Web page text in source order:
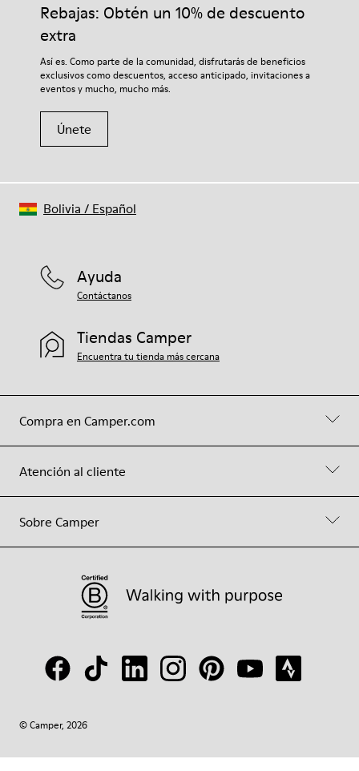
garantizará que duren más tiempo.
Si deseas obtener información detallada sobre cómo cuidar de
tu par, visita nuestraGuía para el cuidado del calzado.
Rebajas: Obtén un 10% de descuento
extra
Así es. Como parte de la comunidad, disfrutarás de beneficios
exclusivos como descuentos, acceso anticipado, invitaciones a
eventos y mucho, mucho más.
Únete
Compra en Camper.com
Atención al cliente
Sobre Camper
Ayuda
Contáctanos
Tiendas Camper
Encuentra tu tienda más cercana
© Camper, 2026
Bolivia / Español